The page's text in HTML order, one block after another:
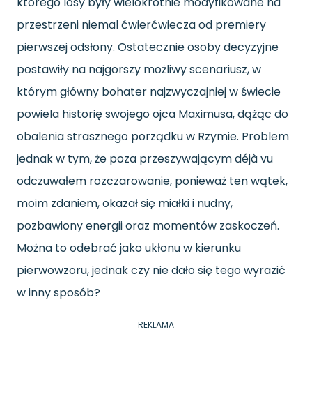
przestrzeni niemal ćwierćwiecza od premiery
pierwszej odsłony. Ostatecznie osoby decyzyjne
postawiły na najgorszy możliwy scenariusz, w
którym główny bohater najzwyczajniej w świecie
powiela historię swojego ojca Maximusa, dążąc do
obalenia strasznego porządku w Rzymie. Problem
jednak w tym, że poza przeszywającym déjà vu
odczuwałem rozczarowanie, ponieważ ten wątek,
moim zdaniem, okazał się miałki i nudny,
pozbawiony energii oraz momentów zaskoczeń.
Można to odebrać jako ukłonu w kierunku
pierwowzoru, jednak czy nie dało się tego wyrazić
w inny sposób?
REKLAMA